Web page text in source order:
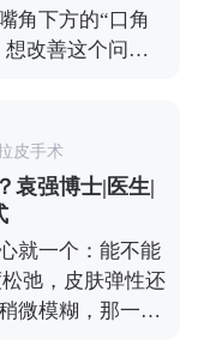
急，给身体足够
。 想知道更多关
详细了解。
角下方的“口角
想改善这个问
如MCR复合提升
细处理，能让嘴
情自然度。 这
肉特别丰富，稍
所以找对医生很
悉的医生，面诊
道更多关于
皮手术
袁强博士|医生|
就一个：能不能
微模糊，那一些